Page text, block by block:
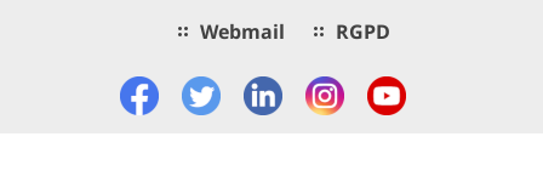
Webmail RGPD